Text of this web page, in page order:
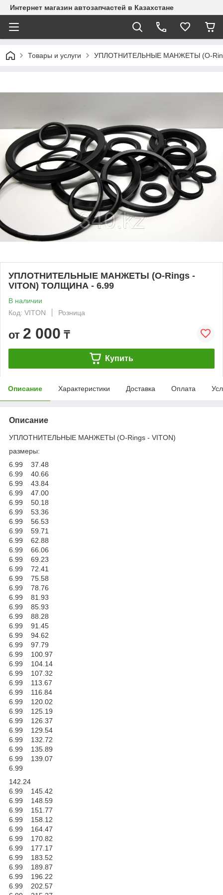
Интернет магазин автозапчастей в Казахстане
Товары и услуги УПЛОТНИТЕЛЬНЫЕ МАНЖЕТЫ (O-
УПЛОТНИТЕЛЬНЫЕ МАНЖЕТЫ (O-Rings -
VITON) ТОЛЩИНА - 6.99
В наличии
Код: VITON
Розница
от 2 000 ₸
Купить
Описание Характеристики Доставка Оплата
Описание
УПЛОТНИТЕЛЬНЫЕ МАНЖЕТЫ (O-Rings - VITON)
размеры:
6.99 37.48
6.99 40.66
6.99 43.84
6.99 47.00
6.99 50.18
6.99 53.36
6.99 56.53
6.99 59.71
6.99 62.88
6.99 66.06
6.99 69.23
6.99 72.41
6.99 75.58
6.99 78.76
6.99 81.93
6.99 85.93
6.99 88.28
6.99 91.45
6.99 94.62
6.99 97.79
6.99 100.97
6.99 104.14
6.99 107.32
6.99 113.67
6.99 116.84
6.99 120.02
6.99 125.19
6.99 126.37
6.99 129.54
6.99 132.72
6.99 135.89
6.99 139.07
6.99
142.24
6.99 145.42
6.99 148.59
6.99 151.77
6.99 158.12
6.99 164.47
6.99 170.82
6.99 177.17
6.99 183.52
6.99 189.87
6.99 196.22
6.99 202.57